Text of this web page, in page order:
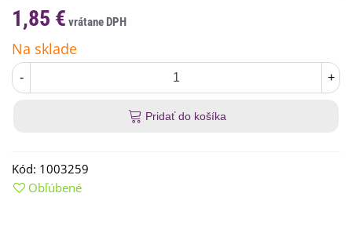
1,85 €
Na sklade
- +
Pridať do košíka
Kód: 1003259
Obľúbené